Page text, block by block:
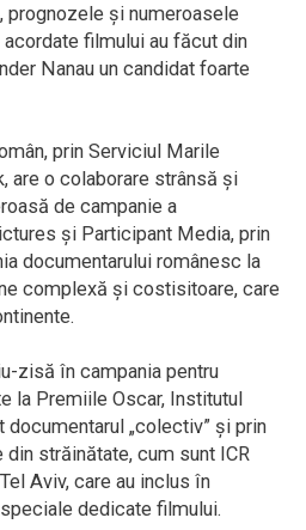
prognozele și numeroasele
filmului au făcut din
Nanau un candidat foarte
prin Serviciul Marile
are o colaborare strânsă și
de campanie a
și Participant Media, prin
documentarului românesc la
complexă și costisitoare, care
zisă în campania pentru
la Premiile Oscar, Institutul
documentarul „colectiv” și prin
străinătate, cum sunt ICR
Aviv, care au inclus în
dedicate filmului.